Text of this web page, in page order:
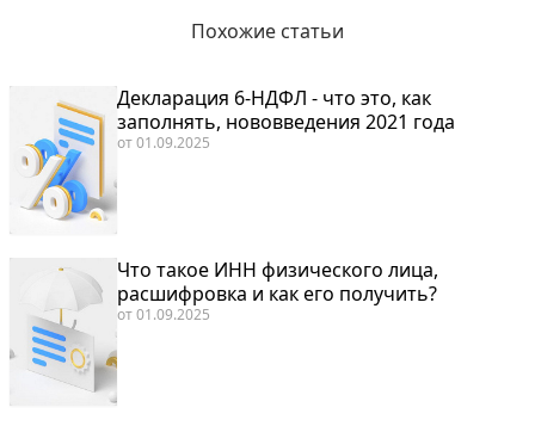
Похожие статьи
Декларация 6-НДФЛ - что это, как
заполнять, нововведения 2021 года
от01.09.2025
Что такое ИНН физического лица,
расшифровка и как его получить?
от01.09.2025